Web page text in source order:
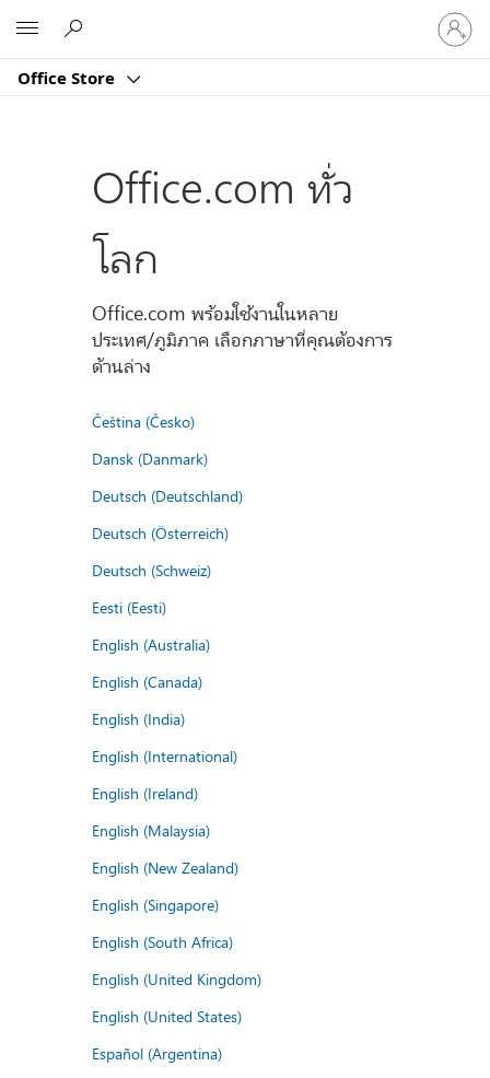
Office Store
ลงชื่อ
เข้า
บัญชี
Office.com ทั่ว
โลก
Office.com พร้อมใช้งานในหลาย
ประเทศ/ภูมิภาค เลือกภาษาที่คุณต้องการ
ด้านล่าง
Čeština (Česko)
Dansk (Danmark)
Deutsch (Deutschland)
Deutsch (Österreich)
Deutsch (Schweiz)
Eesti (Eesti)
English (Australia)
English (Canada)
English (India)
English (International)
English (Ireland)
English (Malaysia)
English (New Zealand)
English (Singapore)
English (South Africa)
English (United Kingdom)
English (United States)
Español (Argentina)